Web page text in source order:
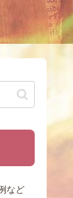
など